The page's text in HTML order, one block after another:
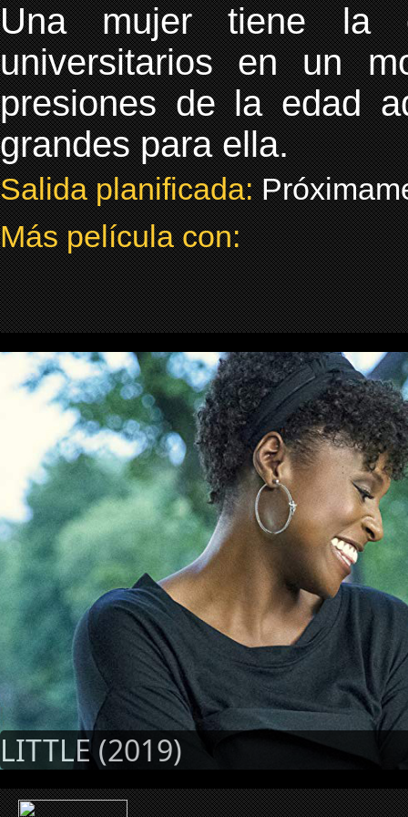
Una mujer tiene la
universitarios en un
presiones de la edad
grandes para ella.
Salida planificada:
Más película con:
LITTLE (2019)